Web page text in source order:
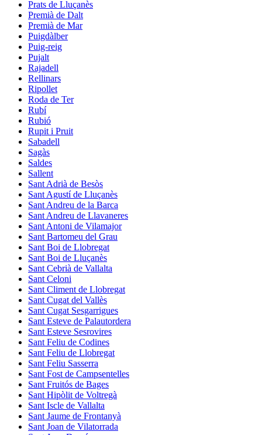
Prats de Lluçanès
Premià de Dalt
Premià de Mar
Puigdàlber
Puig-reig
Pujalt
Rajadell
Rellinars
Ripollet
Roda de Ter
Rubí
Rubió
Rupit i Pruit
Sabadell
Sagàs
Saldes
Sallent
Sant Adrià de Besòs
Sant Agustí de Lluçanès
Sant Andreu de la Barca
Sant Andreu de Llavaneres
Sant Antoni de Vilamajor
Sant Bartomeu del Grau
Sant Boi de Llobregat
Sant Boi de Lluçanès
Sant Cebrià de Vallalta
Sant Celoni
Sant Climent de Llobregat
Sant Cugat del Vallès
Sant Cugat Sesgarrigues
Sant Esteve de Palautordera
Sant Esteve Sesrovires
Sant Feliu de Codines
Sant Feliu de Llobregat
Sant Feliu Sasserra
Sant Fost de Campsentelles
Sant Fruitós de Bages
Sant Hipòlit de Voltregà
Sant Iscle de Vallalta
Sant Jaume de Frontanyà
Sant Joan de Vilatorrada